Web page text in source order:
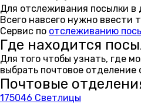
Для отслеживания посылки в
Всего навсего нужно ввести
Сервис по отслеживанию
Где находится
Для того чтобы узнать, где
выбрать почтовое
Почтовые
175046 Светлицы